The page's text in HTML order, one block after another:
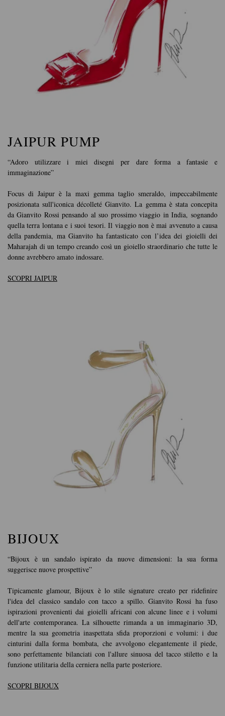
JAIPUR PUMP
“Adoro utilizzare i miei disegni per dare forma a fantasie e
immaginazione”
Focus di Jaipur è la maxi gemma taglio smeraldo, impeccabilmente
posizionata sull'iconica décolleté Gianvito. La gemma è stata concepita
da Gianvito Rossi pensando al suo prossimo viaggio in India, sognando
quella terra lontana e i suoi tesori. Il viaggio non è mai avvenuto a causa
della pandemia, ma Gianvito ha fantasticato con l’idea dei gioielli dei
Maharajah di un tempo creando così un gioiello straordinario che tutte le
donne avrebbero amato indossare.
SCOPRI JAIPUR
BIJOUX
“Bijoux è un sandalo ispirato da nuove dimensioni: la sua forma
suggerisce nuove prospettive”
Tipicamente glamour, Bijoux è lo stile signature creato per ridefinire
l'idea del classico sandalo con tacco a spillo. Gianvito Rossi ha fuso
ispirazioni provenienti dai gioielli africani con alcune linee e i volumi
dell'arte contemporanea. La silhouette rimanda a un immaginario 3D,
mentre la sua geometria inaspettata sfida proporzioni e volumi: i due
cinturini dalla forma bombata, che avvolgono elegantemente il piede,
sono perfettamente bilanciati con l'allure sinuosa del tacco stiletto e la
funzione utilitaria della cerniera nella parte posteriore.
SCOPRI BIJOUX